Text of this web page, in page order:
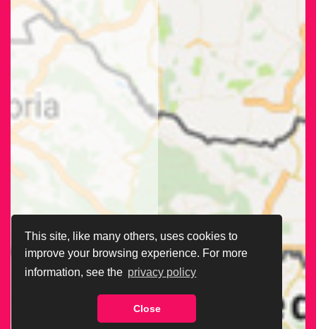
This site, like many others, uses cookies to
improve your browsing experience. For more
information, see the privacy policy
Close